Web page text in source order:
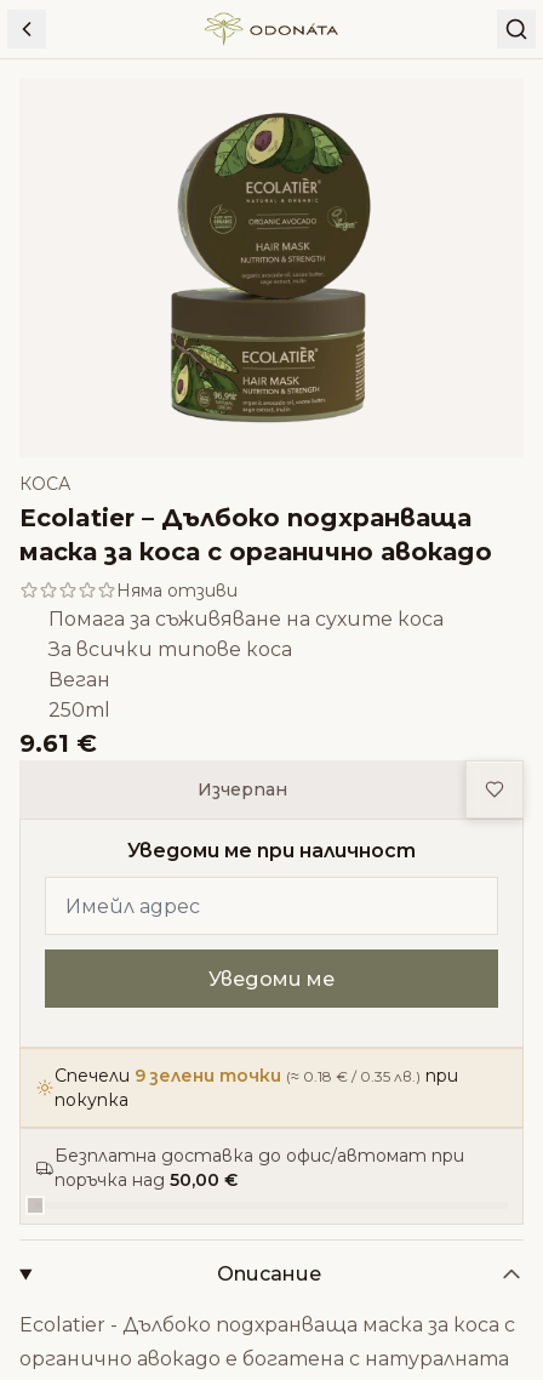
Skip to content
КОСА
Ecolatier – Дълбоко подхранваща
маска за коса с органично авокадо
Няма отзиви
Помага за съживяване на сухите коса
За всички типове коса
Веган
250ml
9.61 €
Изчерпан
Уведоми ме при наличност
Спечели 9 зелени точки (≈ 0.18 € / 0.35 лв.) при
покупка
Безплатна доставка до офис/автомат при
поръчка над 50,00 €
Описание
Ecolatier - Дълбоко подхранваща маска за коса с
органично авокадо е богатена с натуралната